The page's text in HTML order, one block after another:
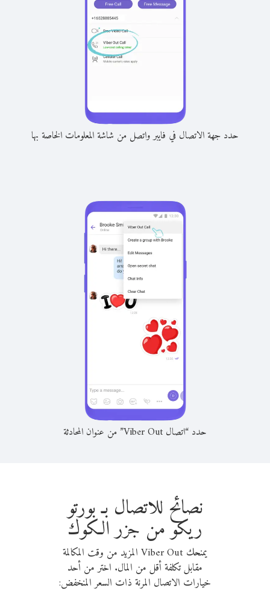
حدد جهة الاتصال في فايبر واتصل من شاشة المعلومات الخاصة بها
حدد “اتصال Viber Out” من عنوان المحادثة
نصائح للاتصال بـ بورتو
ريكو من جزر الكوك
يمنحك Viber Out المزيد من وقت المكالمة
مقابل تكلفة أقل من المال. اختر من أحد
خيارات الاتصال المرنة ذات السعر المنخفض: